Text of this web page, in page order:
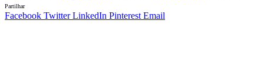
Partilhar
Facebook Twitter LinkedIn Pinterest Email